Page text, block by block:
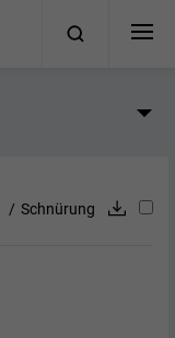
Schnürung